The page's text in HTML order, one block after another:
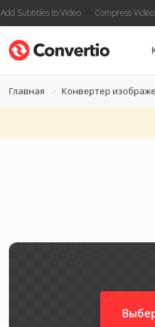
Add Subtitles to Video Compress Video
Главная Конвертер